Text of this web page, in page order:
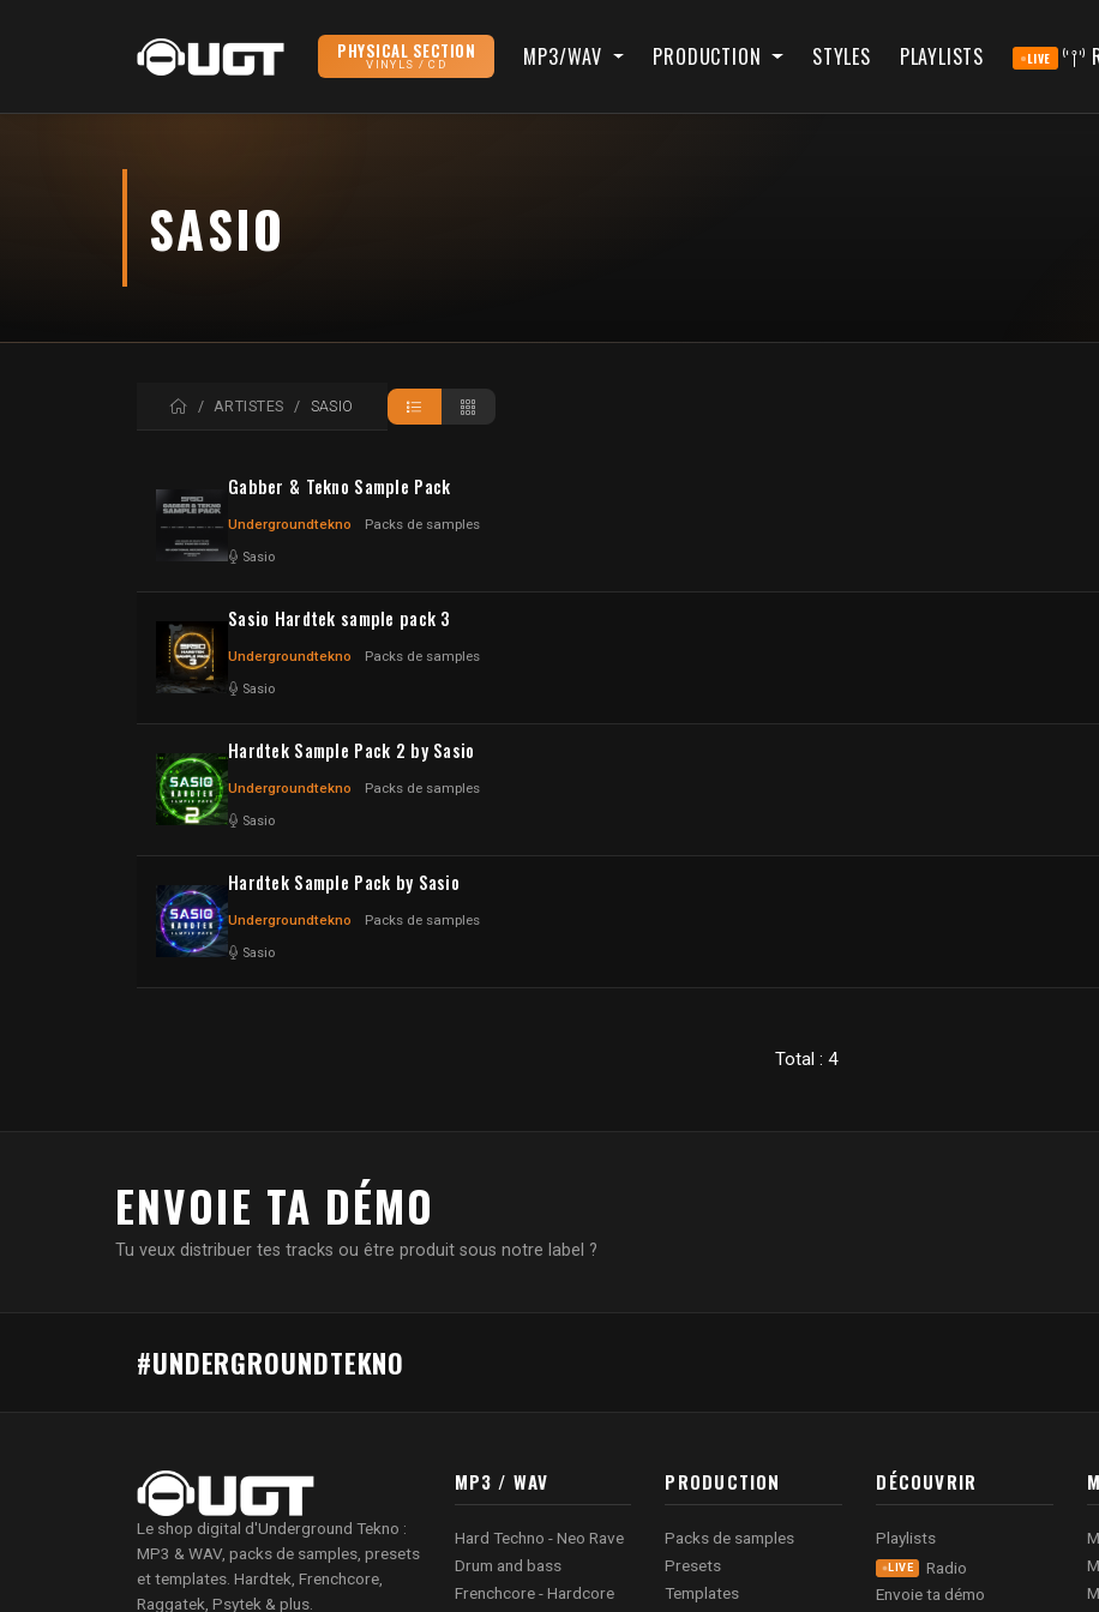
PHYSICAL SECTION
VINYLS / CD MP3/WAV PRODUCTION STYLES PLAYLISTS LIVE
SASIO
ACCUEIL
ARTISTES SASIO
Gabber & Tekno Sample Pack
Undergroundtekno Packs de samples
Sasio
Sasio Hardtek sample pack 3
Undergroundtekno Packs de samples
Sasio
Hardtek Sample Pack 2 by Sasio
Undergroundtekno Packs de samples
Sasio
Hardtek Sample Pack by Sasio
Undergroundtekno Packs de samples
Sasio
Total : 4
ENVOIE TA DÉMO
Tu veux distribuer tes tracks ou être produit sous notre label ?
#UNDERGROUNDTEKNO
Le shop digital d'Underground Tekno :
MP3 & WAV, packs de samples, presets
et templates. Hardtek, Frenchcore,
Raggatek, Psytek & plus.
MP3 / WAV
Hard Techno - Neo Rave
Drum and bass
Frenchcore - Hardcore
PRODUCTION
Packs de samples
Presets
Templates
DÉCOUVRIR
Playlists
LIVE
Radio
Envoie ta démo